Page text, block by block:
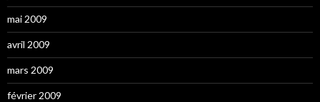
mai 2009
avril 2009
mars 2009
février 2009